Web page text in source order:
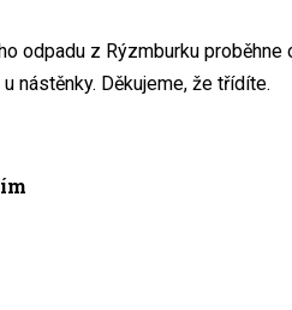
odpadu z Rýzmburku
nástěnky. Děkujeme, že třídíte.